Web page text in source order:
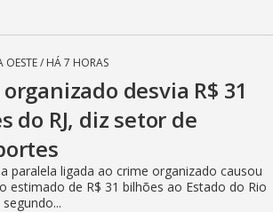
OESTE/ HÁ 7 HORAS
desvia R$ 31
do RJ, diz setor de
paralela ligada ao crime organizado causou
estimado de R$ 31 bilhões ao Estado do Rio